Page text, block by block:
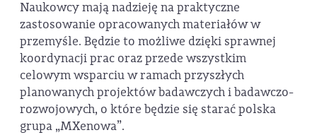
Naukowcy mają nadzieję na praktyczne
zastosowanie opracowanych materiałów w
przemyśle. Będzie to możliwe dzięki sprawnej
koordynacji prac oraz przede wszystkim
celowym wsparciu w ramach przyszłych
planowanych projektów badawczych i badawczo-
rozwojowych, o które będzie się starać polska
grupa „MXenowa”.